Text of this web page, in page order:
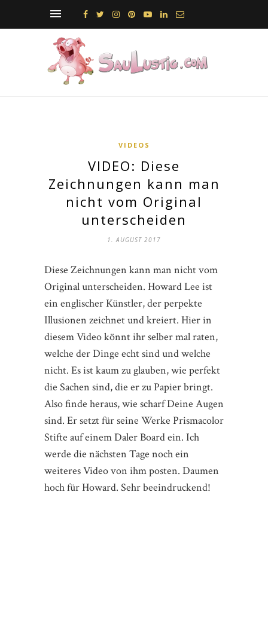
VIDEOS
VIDEO: Diese
Zeichnungen kann man
nicht vom Original
unterscheiden
1. AUGUST 2017
Diese Zeichnungen kann man nicht vom
Original unterscheiden. Howard Lee ist
ein englischer Künstler, der perpekte
Illusionen zeichnet und kreiert. Hier in
diesem Video könnt ihr selber mal raten,
welche der Dinge echt sind und welche
nicht. Es ist kaum zu glauben, wie perfekt
die Sachen sind, die er zu Papier bringt.
Also finde heraus, wie scharf Deine Augen
sind. Er setzt für seine Werke Prismacolor
Stifte auf einem Daler Board ein. Ich
werde die nächsten Tage noch ein
weiteres Video von ihm posten. Daumen
hoch für Howard. Sehr beeindruckend!